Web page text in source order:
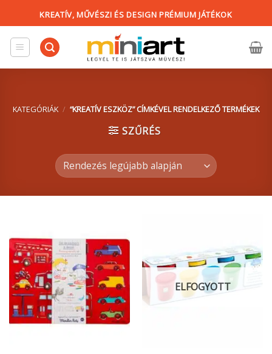
content
KREATÍV, MŰVÉSZI ÉS DESIGN PRÉMIUM JÁTÉKOK
KATEGÓRIÁK / “KREATÍV ESZKÖZ” CÍMKÉVEL RENDELKEZŐ TERMÉKEK
SZŰRÉS
ELFOGYOTT